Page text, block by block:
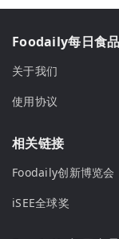
Foodaily每日食品
关于我们
使用协议
相关链接
Foodaily创新博览会
iSEE全球奖